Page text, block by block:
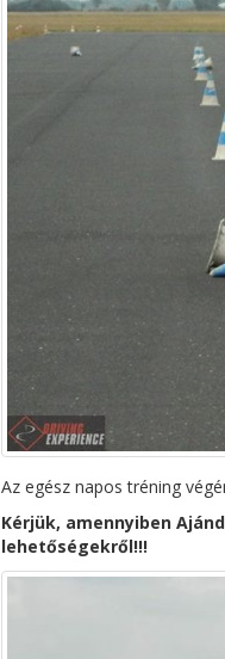
Az egész napos tréning
Kérjük, amennyiben
lehetőségekről!!!